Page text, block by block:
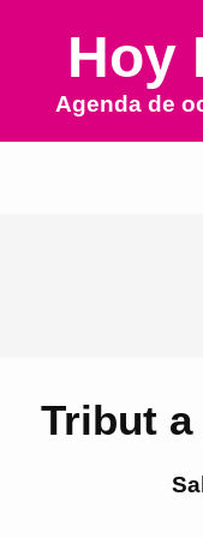
Hoy
Agenda de
Tribut a